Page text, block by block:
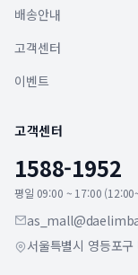
배송안내
고객센터
이벤트
고객센터
1588-1952
평일 09:00 ~ 17:00
서울특별시 영등포